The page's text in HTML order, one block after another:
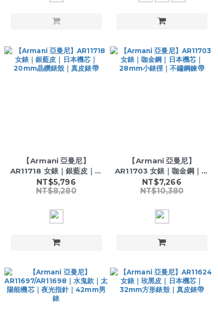
【Armani 亞曼尼】
AR11718 女錶｜銀藍皮｜日
本機芯｜20mm晶鑽錶殼｜
真皮錶帶
NT$5,796
NT$8,280
【Armani 亞曼尼】
AR11703 女錶｜咖金鋼｜日
本機芯｜28mm小錶徑｜不
鏽鋼鍊帶
NT$7,266
NT$10,380